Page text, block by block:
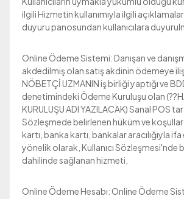
ilgili Hizmetin kullanımıyla ilgili
duyuru panosundan kullanıcılara
Online Ödeme Sistemi: Danışan ve
akdedilmiş olan satış akdinin ödemeye
NÖBETÇİ UZMANIN iş birliği yaptığı ve
denetimindeki Ödeme Kuruluşu olan
KURULUŞU ADI YAZILACAK) Sanal POS
Sözleşmede belirlenen hüküm ve koşullar
kartı, banka kartı, bankalar aracılığıyla
yönelik olarak, Kullanıcı Sözleşmesi'nde
dahilinde sağlanan hizmeti,
Online Ödeme Hesabı: Online Ödeme